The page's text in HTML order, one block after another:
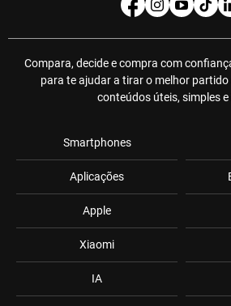
Compara, decide e compra com
para te ajudar a tirar o melhor
conteúdos úteis, simples e
Smartphones
Aplicações
Apple
Xiaomi
IA